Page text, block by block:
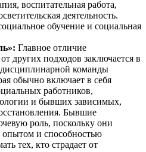
воспитательная работа,
деятельность.
обучение и социальная
Главное отличие
других подходов заключается в
команды
обычно включает в себя
работников,
и бывших зависимых,
Бывшие
роль, поскольку они
и способностью
тех, кто страдает от